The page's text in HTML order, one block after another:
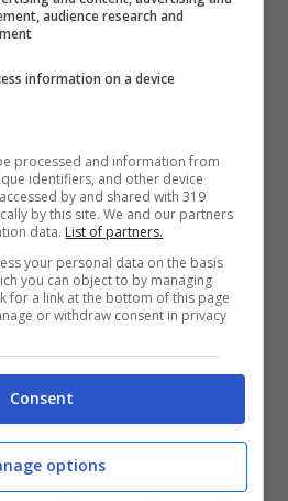
ma avete paura di
elettronici con voi? Non
...
audience research and
information on a device
processed and information from
identifiers, and other device
by and shared with 319
by this site. We and our partners
data. List of partners.
your personal data on the basis
you can object to by managing
for a link at the bottom of this page
or withdraw consent in privacy
Consent
options